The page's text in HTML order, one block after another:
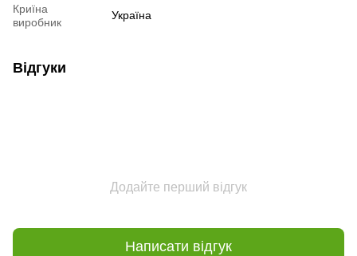
Криїна
виробник
Україна
Відгуки
Додайте перший відгук
Написати відгук